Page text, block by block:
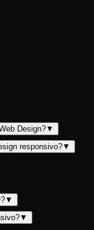
Design?▼
responsivo?▼
▼
▼